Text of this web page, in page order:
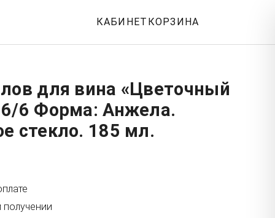
КАБИНЕТ КОРЗИНА
для вина «Цветочный
6 Форма: Анжела.
стекло. 185 мл.
получении